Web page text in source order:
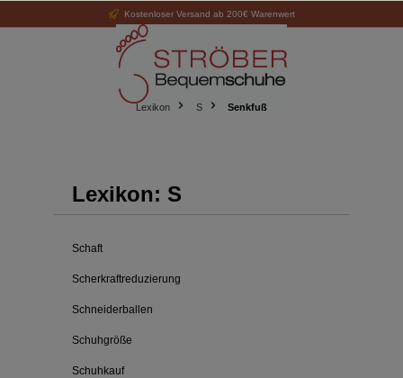
Kostenloser Versand ab 200€ Warenwert
Lexikon S Senkfuß
Lexikon: S
Schaft
Scherkraftreduzierung
Schneiderballen
Schuhgröße
Schuhkauf